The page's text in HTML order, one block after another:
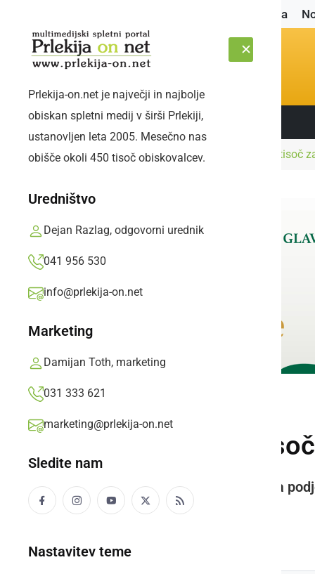
Naslovnica
PETEK, 7. AVGUST 2026 Sledite nam:
Prlekija-on.net je največji in najbolje
obiskan spletni medij v širši Prlekiji,
ustanovljen leta 2005. Mesečno nas
obišče okoli 450 tisoč obiskovalcev.
Uredništvo
Dejan Razlag, odgovorni urednik
041 956 530
info@prlekija-on.net
Marketing
Damijan Toth, marketing
031 333 621
marketing@prlekija-on.net
Sledite nam
Nastavitev teme
Naslovnica Gospodarstvo Na voljo do tri tisoč
Na voljo do tri
Turistična mala in srednje velika
transformacije.